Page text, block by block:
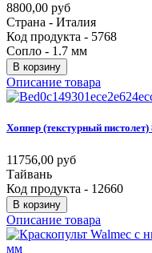
8800,00 руб
Страна - Италия
Код продукта - 5768
Сопло - 1.7 мм
В корзину
Описание товара
Хоппер (текстурный пистолет)
11756,00 руб
Тайвань
Код продукта - 12660
В корзину
Описание товара